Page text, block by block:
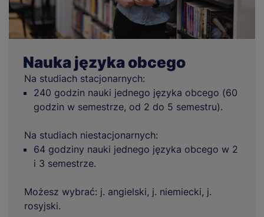
Nauka języka obcego
Na studiach stacjonarnych:
240 godzin nauki jednego języka obcego (60
godzin w semestrze, od 2 do 5 semestru).
Na studiach niestacjonarnych:
64 godziny nauki jednego języka obcego w 2
i 3 semestrze.
Możesz wybrać: j. angielski, j. niemiecki, j.
rosyjski.